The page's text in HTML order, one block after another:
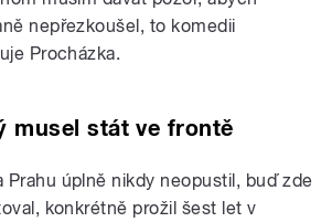
nepřezkoušel, to komedii
Procházka.
musel stát ve frontě
Prahu úplně nikdy neopustil, buď zde
konkrétně prožil šest let v